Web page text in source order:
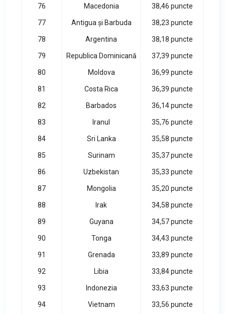
76 Macedonia 38,46 puncte
77 Antigua și Barbuda 38,23 puncte
78 Argentina 38,18 puncte
79 Republica Dominicană 37,39 puncte
80 Moldova 36,99 puncte
81 Costa Rica 36,39 puncte
82 Barbados 36,14 puncte
83 Iranul 35,76 puncte
84 Sri Lanka 35,58 puncte
85 Surinam 35,37 puncte
86 Uzbekistan 35,33 puncte
87 Mongolia 35,20 puncte
88 Irak 34,58 puncte
89 Guyana 34,57 puncte
90 Tonga 34,43 puncte
91 Grenada 33,89 puncte
92 Libia 33,84 puncte
93 Indonezia 33,63 puncte
94 Vietnam 33,56 puncte